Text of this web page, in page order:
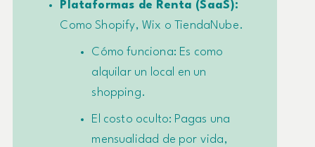
Plataformas de Renta (SaaS):
Como Shopify, Wix o TiendaNube.
Cómo funciona: Es como
alquilar un local en un
shopping.
El costo oculto: Pagas una
mensualidad de por vida,